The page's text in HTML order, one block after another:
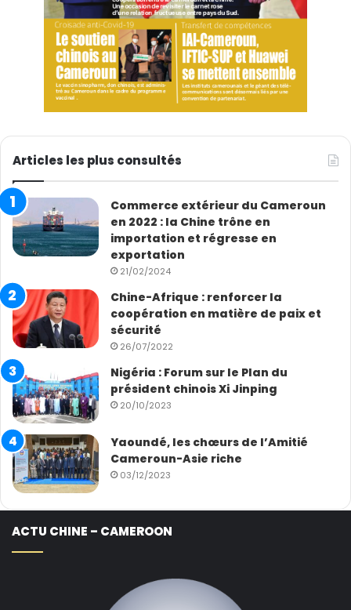
Articles les plus consultés
Commerce extérieur du Cameroun
en 2022 : la Chine trône en
importation et régresse en
exportation
21/02/2024
Chine-Afrique : renforcer la
coopération en matière de paix et
sécurité
26/07/2022
Nigéria : Forum sur le Plan du
président chinois Xi Jinping
20/10/2023
Yaoundé, les chœurs de l’Amitié
Cameroun-Asie riche
03/12/2023
ACTU CHINE – CAMEROON